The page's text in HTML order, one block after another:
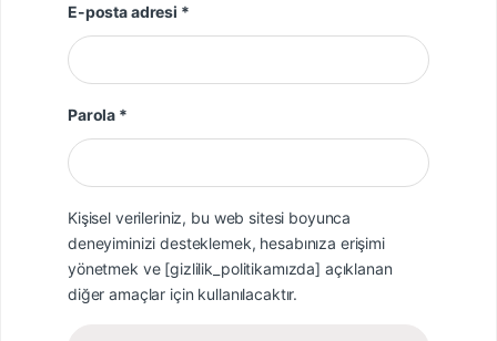
E-posta adresi *Gerekli
Parola *Gerekli
Kişisel verileriniz, bu web sitesi boyunca
deneyiminizi desteklemek, hesabınıza erişimi
yönetmek ve [gizlilik_politikamızda] açıklanan
diğer amaçlar için kullanılacaktır.